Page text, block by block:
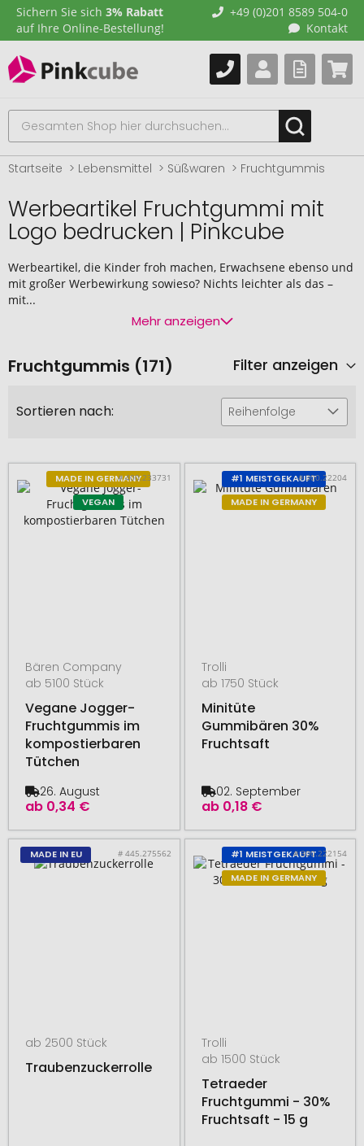
Sichern Sie sich 3% Rabatt
auf Ihre Online-Bestellung!
+49 (0)201 8589 504-0
Kontakt
Startseite Lebensmittel Süßwaren Fruchtgummis
Werbeartikel Fruchtgummi mit
Logo bedrucken | Pinkcube
Werbeartikel, die Kinder froh machen, Erwachsene ebenso und
mit großer Werbewirkung sowieso? Nichts leichter als das –
mit...
Mehr anzeigen
Fruchtgummis (171) Filter anzeigen
Sortieren nach: Reihenfolge
MADE IN GERMANY
VEGAN
# 400.233731
Bären Company
ab 5100 Stück
Vegane Jogger-
Fruchtgummis im
kompostierbaren
Tütchen
ab 0,34 €
26. August
#1 MEISTGEKAUFT
MADE IN GERMANY
# 300.22204
Trolli
ab 1750 Stück
Minitüte
Gummibären 30%
Fruchtsaft
ab 0,18 €
02. September
MADE IN EU # 445.275562
ab 2500 Stück
Traubenzuckerrolle
#1 MEISTGEKAUFT
MADE IN GERMANY
# 300.222154
Trolli
ab 1500 Stück
Tetraeder
Fruchtgummi - 30%
Fruchtsaft - 15 g